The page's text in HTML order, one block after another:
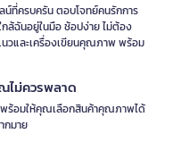
น์ที่ครบครัน ตอบโจทย์คนรักการ
ล้ฉันอยู่ในมือ ช้อปง่าย ไม่ต้อง
วและเครื่องเขียนคุณภาพ พร้อม
ไม่ควรพลาด
พร้อมให้คุณเลือกสินค้าคุณภาพได้
กมาย